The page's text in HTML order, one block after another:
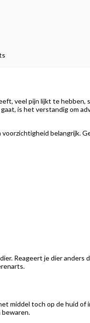
veel pijn lijkt te hebben,
is het verstandig om
belangrijk.
Reageert je dier anders
middel toch op de huid of
bewaren.